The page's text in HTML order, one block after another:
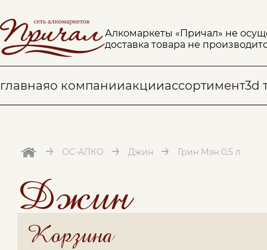
Алкомаркеты «Причал» не
доставка товара не
главнаяо компанииакцииассортимент3d
→ ОС-АЛКО → Джин → Грин Мэн 0,5 л
Джин
Корзина